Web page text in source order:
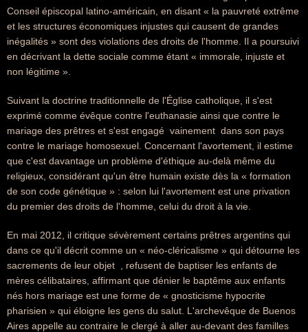
Conseil épiscopal latino-américain, en disant « la pauvreté extrême
et les structures économiques injustes qui causent de grandes
inégalités » sont des violations des droits de l'homme. Il a poursuivi
en décrivant la dette sociale comme étant « immorale, injuste et
non légitime ».
Suivant la doctrine traditionnelle de l'Église catholique, il s'est
exprimé comme évêque contre l'euthanasie ainsi que contre le
mariage des prêtres et s'est engagé  vainement  dans son pays
contre le mariage homosexuel. Concernant l'avortement, il estime
que c'est davantage un problème d'éthique au-delà même du
religieux, considérant qu'un être humain existe dès la « formation
de son code génétique » : selon lui l'avortement est une privation
du premier des droits de l'homme, celui du droit à la vie.
En mai 2012, il critique sévèrement certains prêtres argentins qui 
dans ce qu'il décrit comme un « néo-cléricalisme » qui détourne les
sacrements de leur objet  , refusent de baptiser les enfants de
mères célibataires, affirmant que dénier le baptême aux enfants
nés hors mariage est une forme de « gnosticisme hypocrite
pharisien » qui éloigne les gens du salut. L'archevêque de Buenos
Aires appelle au contraire le clergé à aller au-devant des familles